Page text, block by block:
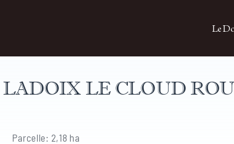
Le
LADOIX LE CLOUD
Parcelle: 2,18 ha